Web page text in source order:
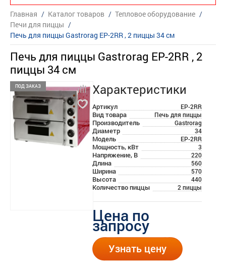
Главная / Каталог товаров / Тепловое оборудование /
Печи для пиццы /
Печь для пиццы Gastrorag EP-2RR , 2 пиццы 34 см
Печь для пиццы Gastrorag EP-2RR , 2
пиццы 34 см
Характеристики
Артикул EP-2RR
Вид товара Печь для пиццы
Производитель Gastrorag
Диаметр 34
Модель EP-2RR
Мощность, кВт 3
Напряжение, В 220
Длина 560
Ширина 570
Высота 440
Количество пиццы 2 пиццы
ПОД ЗАКАЗ
Цена по
запросу
Узнать цену